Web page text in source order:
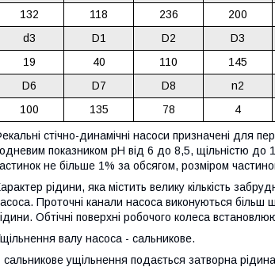
132
118 236 200
d3
D1 D2 D3
19
40 110 145
D6
D7 D8 n2
100
135 78 4
стічно-динамічні насоси призначені для
показником рН від 6 до 8,5, щільністю до
не більше 1% за обсягом, розміром
рідини, яка містить велику кількість
Проточні канали насоса виконуються більш
Обтічні поверхні робочого колеса
валу насоса - сальникове.
сальникове ущільнення подається затворна